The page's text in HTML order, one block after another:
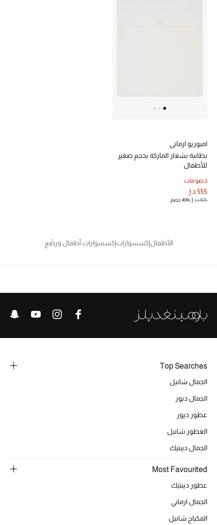
امبوريو ارماني
بطانية بشعار الماركة بحجم صغير
للأطفال
خصومات
555 د.إ
925 د.إ 40% خصم
الأطفالإكسسواراتإكسسوارات أطفال ورضّع
Top Searches
الجمال شانيل
الجمال ديور
عطور ديور
العطور شانيل
الجمال ديبتيك
Most Favourited
عطور ديبتيك
الجمال ارماني
المكياج شانيل